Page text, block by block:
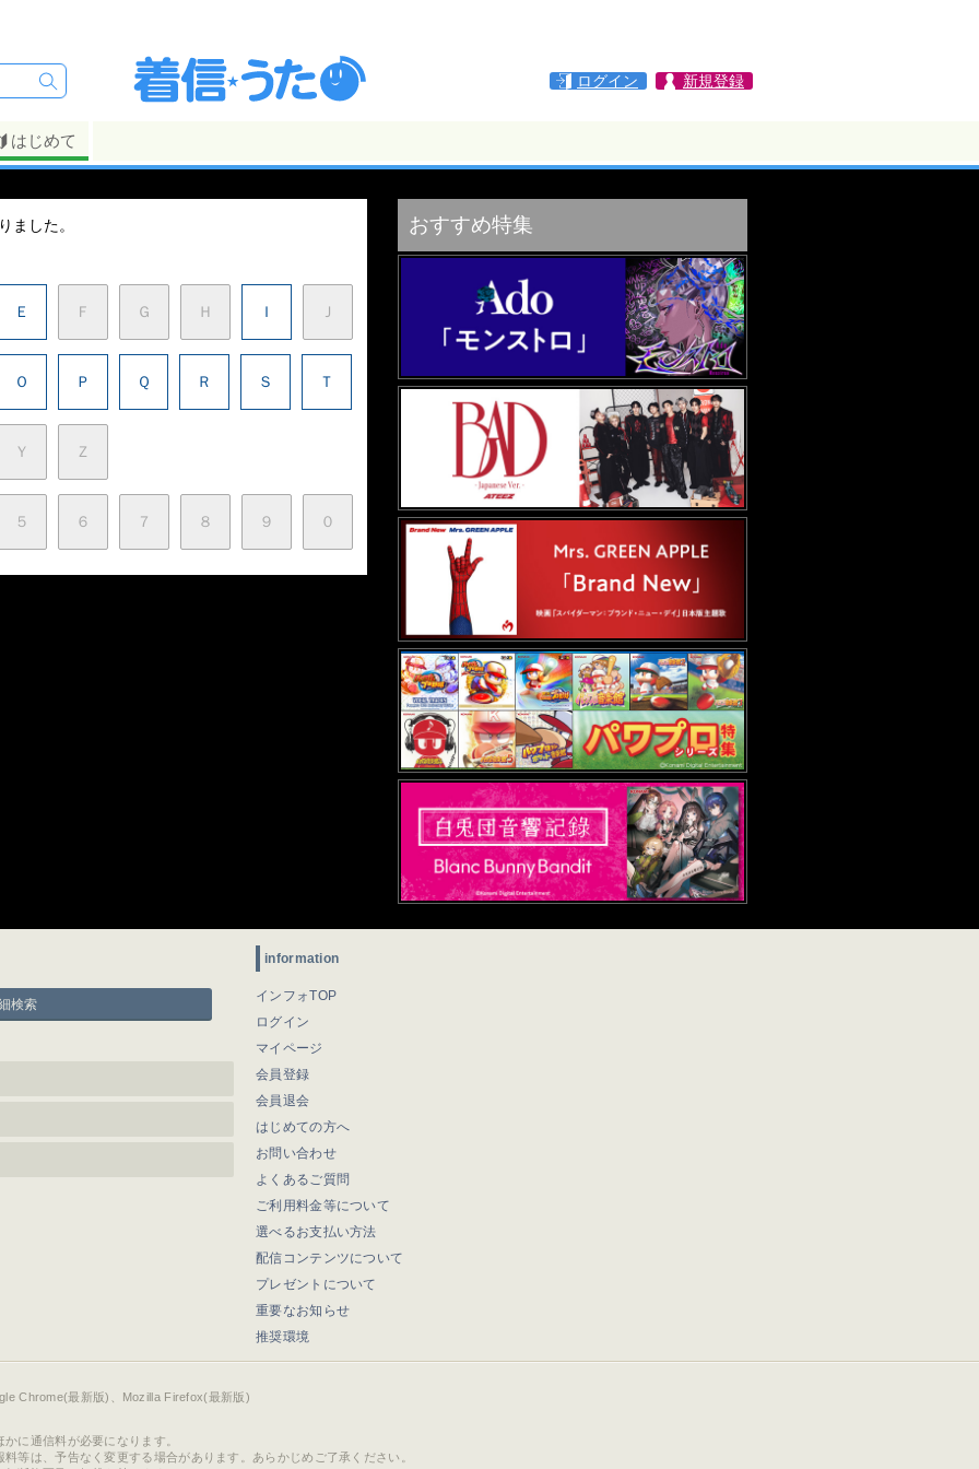
ログイン 新規登録
はじめて
ました。
Ｅ Ｆ Ｇ Ｈ Ｉ Ｊ
Ｏ Ｐ Ｑ Ｒ Ｓ Ｔ
Ｙ Ｚ
５ ６ ７ ８ ９ ０
おすすめ特集
検索
information
インフォTOP
ログイン
マイページ
会員登録
会員退会
はじめての方へ
お問い合わせ
よくあるご質問
ご利用料金等について
選べるお支払い方法
配信コンテンツについて
プレゼントについて
重要なお知らせ
推奨環境
Chrome(最新版)、Mozilla Firefox(最新版)
に通信料が必要になります。
等は、予告なく変更する場合があります。あらかじめご了承ください。